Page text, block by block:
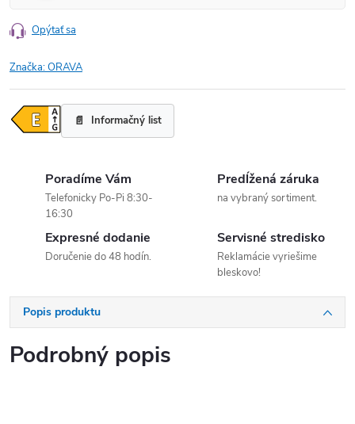
Opýtať sa
Značka:ORAVA
Informačný list
Poradíme Vám
Telefonicky Po-Pi 8:30-
16:30
Predĺžená záruka
na vybraný sortiment.
Expresné dodanie
Doručenie do 48 hodín.
Servisné stredisko
Reklamácie vyriešime
bleskovo!
Popis produktu
Podrobný popis